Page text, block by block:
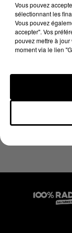
7 février 2025 -
LES INFOS
Vous pouvez
sélectionnant les
Vous pouvez
accepter". Vos
pouvez mettre à
moment via le lien